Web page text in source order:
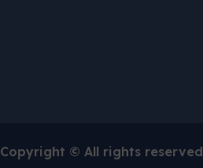
Copyright © All rights reserved